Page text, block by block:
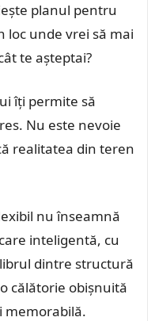
planul pentru
loc unde vrei să mai
te așteptai?
îți permite să
Nu este nevoie
realitatea din teren
nu înseamnă
inteligentă, cu
dintre structură
călătorie obișnuită
memorabilă.